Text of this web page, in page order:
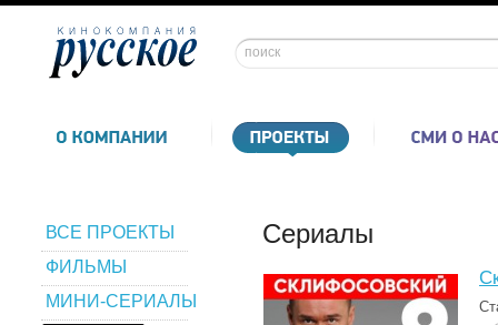
ВСЕ ПРОЕКТЫ
ФИЛЬМЫ
МИНИ-СЕРИАЛЫ
Сериалы